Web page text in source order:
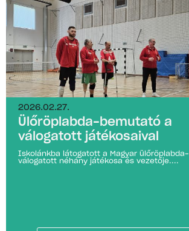
2026.02.27.
Ülőröplabda-bemutató a
válogatott játékosaival
Iskolánkba látogatott a Magyar ülőröplabda-
válogatott néhány játékosa és vezetője....